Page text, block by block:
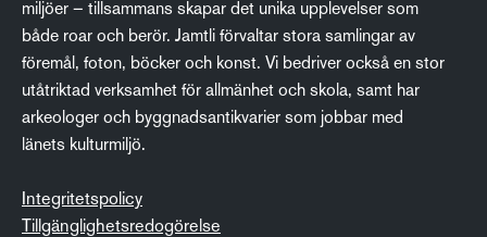
miljöer – tillsammans skapar det unika upplevelser som
både roar och berör. Jamtli förvaltar stora samlingar av
föremål, foton, böcker och konst. Vi bedriver också en stor
utåtriktad verksamhet för allmänhet och skola, samt har
arkeologer och byggnadsantikvarier som jobbar med
länets kulturmiljö.
Integritetspolicy
Tillgänglighetsredogörelse